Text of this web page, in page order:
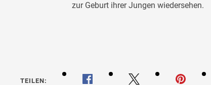
zur Geburt ihrer Jungen wiedersehen.
TEILEN: